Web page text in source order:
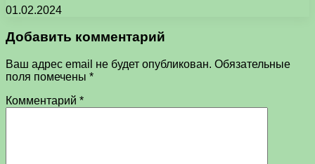
01.02.2024
Добавить комментарий
Ваш адрес email не будет опубликован. Обязательные
поля помечены *
Комментарий *